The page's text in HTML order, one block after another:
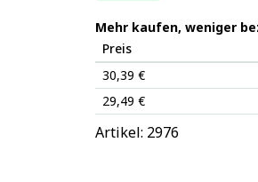
Mehr kaufen, weniger
Preis
30,39 €
29,49 €
Artikel: 2976